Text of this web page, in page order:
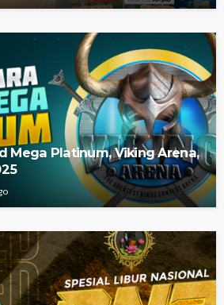
Mega Platinum, Viking Arena,